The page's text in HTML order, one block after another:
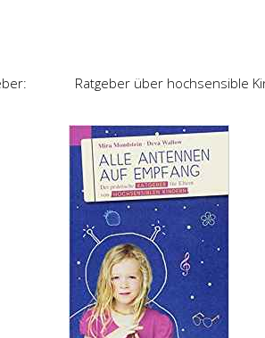
Ratgeber über hochsensible